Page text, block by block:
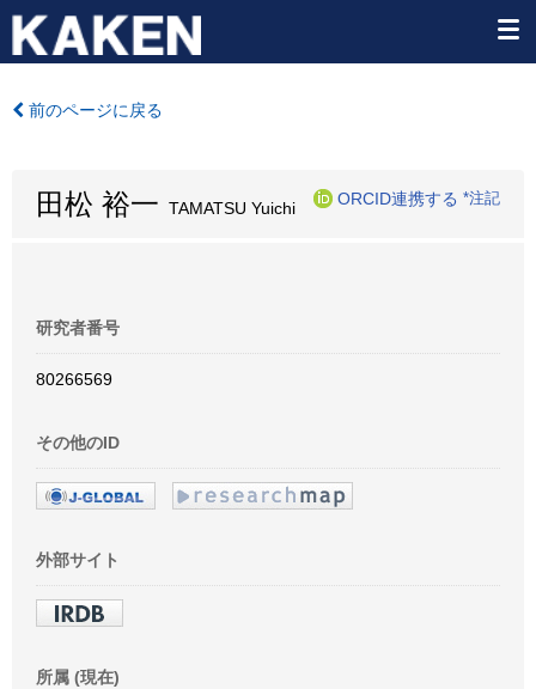
前のページに戻る
田松 裕一 TAMATSU Yuichi
ORCID連携する *注記
研究者番号
80266569
その他のID
外部サイト
所属 (現在)